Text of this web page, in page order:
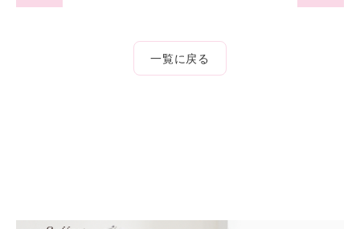
一覧に戻る